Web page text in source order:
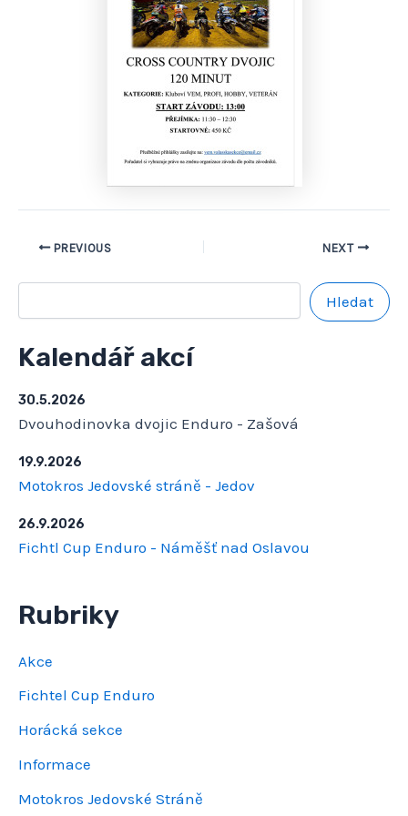
PREVIOUS NEXT
Hledat
Kalendář akcí
30.5.2026
Dvouhodinovka dvojic Enduro - Zašová
19.9.2026
Motokros Jedovské stráně - Jedov
26.9.2026
Fichtl Cup Enduro - Náměšť nad Oslavou
Rubriky
Akce
Fichtel Cup Enduro
Horácká sekce
Informace
Motokros Jedovské Stráně